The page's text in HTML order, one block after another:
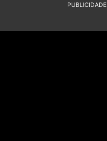
PUBLICIDADE